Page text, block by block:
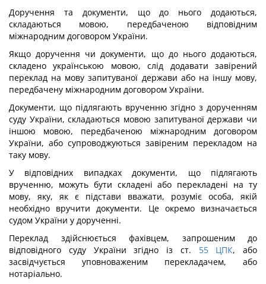
Доручення та документи, що до нього додаються,
складаються мовою, передбаченою відповідним
міжнародним договором України.
Якщо доручення чи документи, що до нього додаються,
складено українською мовою, слід додавати завірений
переклад на мову запитуваної держави або на іншу мову,
передбачену міжнародним договором України.
Документи, що підлягають врученню згідно з дорученням
суду України, складаються мовою запитуваної держави чи
іншою мовою, передбаченою міжнародним договором
України, або супроводжуються завіреним перекладом на
таку мову.
У відповідних випадках документи, що підлягають
врученню, можуть бути складені або перекладені на ту
мову, яку, як є підстави вважати, розуміє особа, якій
необхідно вручити документи. Це окремо визначається
судом України у дорученні.
Переклад здійснюється фахівцем, запрошеним до
відповідного суду України згідно із ст. 55 ЦПК, або
засвідчується уповноваженим перекладачем, або
нотаріально.